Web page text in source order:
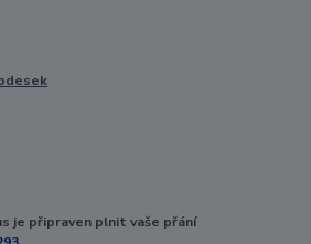
je připraven plnit vaše přání